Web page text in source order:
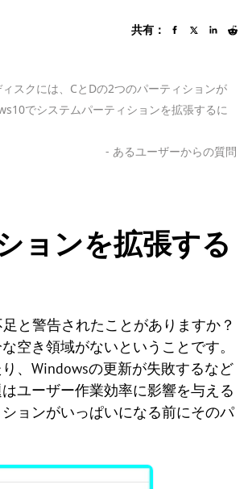
共有：
スクには、CとDの2つのパーティションが
でシステムパーティションを拡張するに
- あるユーザーからの質問
ョンを拡張する
と警告されたことがありますか？
空き領域がないということです。
、Windowsの更新が失敗するなど
ユーザー作業効率に影響を与える
ョンがいっぱいになる前にそのパ